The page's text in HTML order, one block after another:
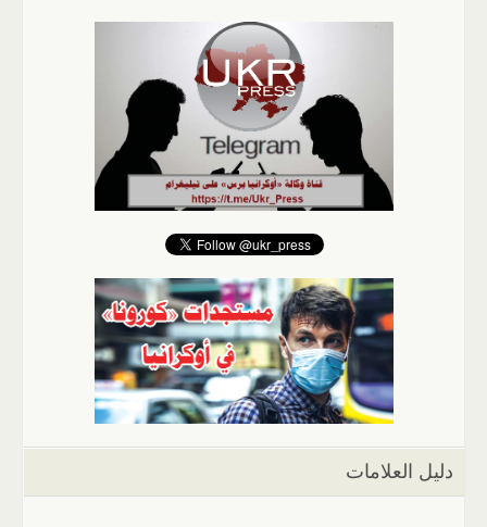
دليل العلامات